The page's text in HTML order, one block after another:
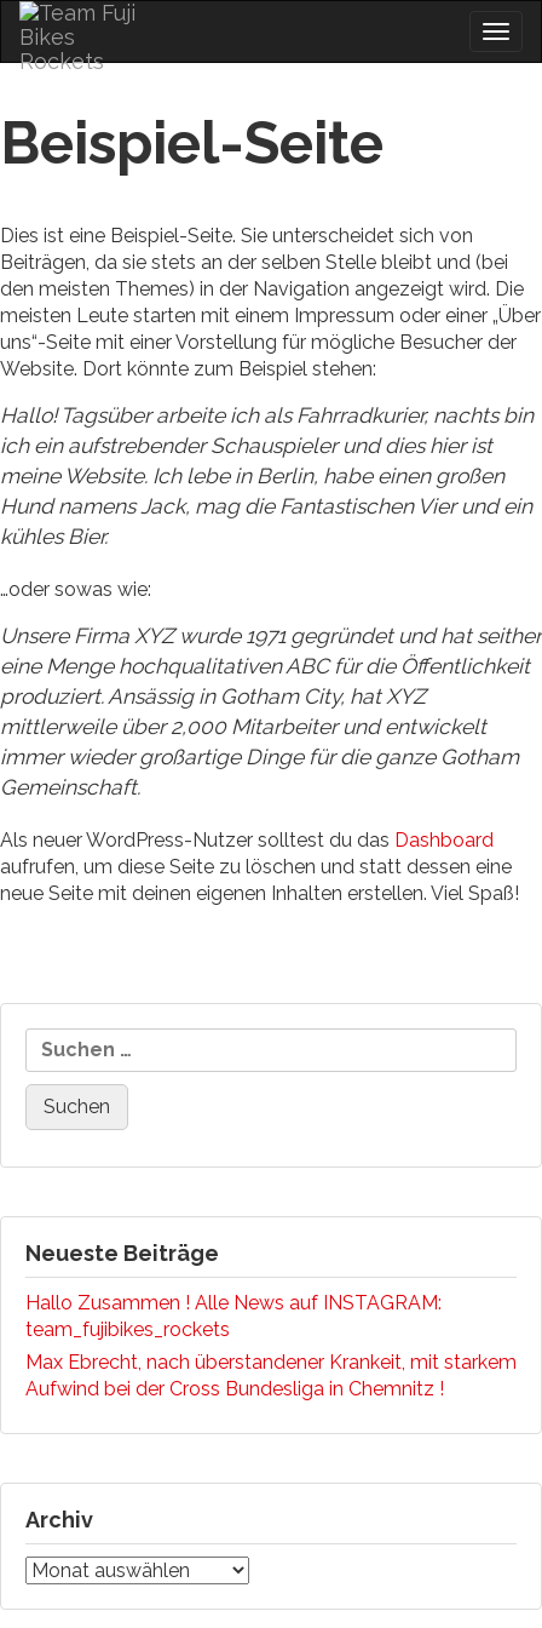
Skip
content
Beispiel-Seite
Dies ist eine Beispiel-Seite. Sie unterscheidet sich von
Beiträgen, da sie stets an der selben Stelle bleibt und (bei
den meisten Themes) in der Navigation angezeigt wird. Die
meisten Leute starten mit einem Impressum oder einer „Über
uns“-Seite mit einer Vorstellung für mögliche Besucher der
Website. Dort könnte zum Beispiel stehen:
Hallo! Tagsüber arbeite ich als Fahrradkurier, nachts bin
ich ein aufstrebender Schauspieler und dies hier ist
meine Website. Ich lebe in Berlin, habe einen großen
Hund namens Jack, mag die Fantastischen Vier und ein
kühles Bier.
…oder sowas wie:
Unsere Firma XYZ wurde 1971 gegründet und hat seither
eine Menge hochqualitativen ABC für die Öffentlichkeit
produziert. Ansässig in Gotham City, hat XYZ
mittlerweile über 2,000 Mitarbeiter und entwickelt
immer wieder großartige Dinge für die ganze Gotham
Gemeinschaft.
Als neuer WordPress-Nutzer solltest du das Dashboard
aufrufen, um diese Seite zu löschen und statt dessen eine
neue Seite mit deinen eigenen Inhalten erstellen. Viel Spaß!
Suchen
nach:
Neueste Beiträge
Hallo Zusammen ! Alle News auf INSTAGRAM:
team_fujibikes_rockets
Max Ebrecht, nach überstandener Krankeit, mit starkem
Aufwind bei der Cross Bundesliga in Chemnitz !
Archiv
Archiv